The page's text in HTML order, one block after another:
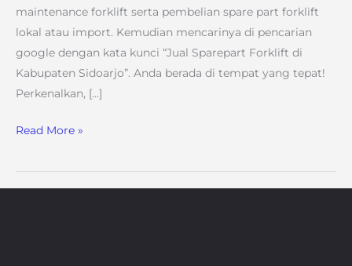
maintenance forklift serta pembelian spare part forklift
lokal atau import. Kemudian mencarinya di pencarian
google dengan kata kunci “Jual Sparepart Forklift di
Kabupaten Sidoarjo”. Anda berada di tempat yang tepat!
Perkenalkan, […]
Read More »